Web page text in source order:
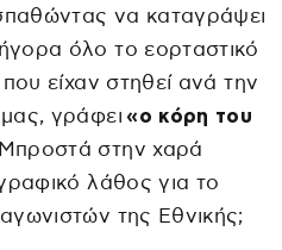
να καταγράψει
όλο το εορταστικό
είχαν στηθεί ανά την
μας, γράφει«ο κόρη του
Μπροστά στην χαρά
λάθος για το
της Εθνικής;